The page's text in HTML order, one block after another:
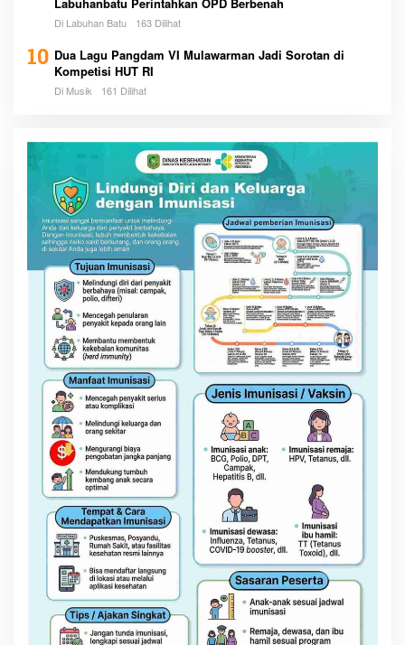
Di Labuhan Batu 163 Dilihat
10 Dua Lagu Pangdam VI Mulawarman Jadi Sorotan di
Kompetisi HUT RI
Di Musik 161 Dilihat